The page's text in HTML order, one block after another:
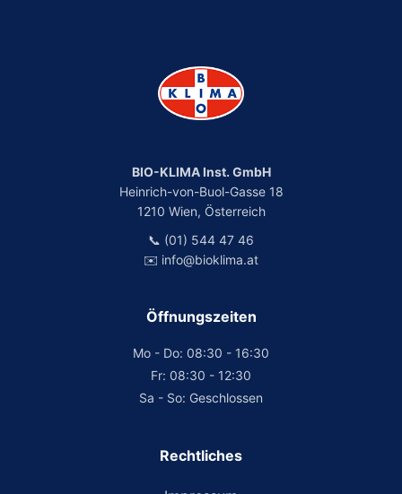
BIO-KLIMA Inst. GmbH
Heinrich-von-Buol-Gasse 18
1210 Wien, Österreich
📞 (01) 544 47 46
✉️ info@bioklima.at
Öffnungszeiten
Mo - Do: 08:30 - 16:30
Fr: 08:30 - 12:30
Sa - So: Geschlossen
Rechtliches